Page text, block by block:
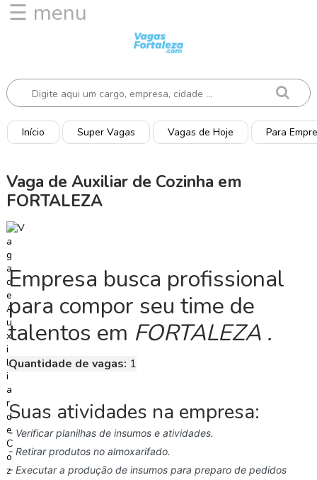
☰ menu
í
c
i
o
a
g
a
s
H
o
j
e
C
o
u
r
s
o
s
Início Super Vagas Vagas de Hoje Para
Vaga de Auxiliar de Cozinha em
FORTALEZA
Empresa busca profissional
para compor seu time de
talentos em FORTALEZA .
Quantidade de vagas: 1
Suas atividades na empresa:
- Verificar planilhas de insumos e atividades.
- Retirar produtos no almoxarifado.
- Executar a produção de insumos para preparo de pedidos